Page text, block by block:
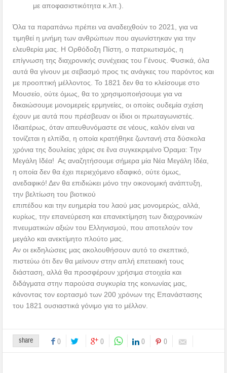
με αποφασιστικότητα κ.λπ.).
Όλα τα παραπάνω πρέπει να αναδειχθούν το 2021, για να
τιμηθεί η μνήμη των ανθρώπων που αγωνίστηκαν για την
ελευθερία μας. Η Ορθόδοξη Πίστη, ο πατριωτισμός, η
επίγνωση της διαχρονικής συνέχειας του Γένους. Φυσικά, όλα
αυτά θα γίνουν με σεβασμό προς τις ανάγκες του παρόντος και
με προοπτική μέλλοντος. Το 1821 δεν θα το κλείσουμε στο
Μουσείο, ούτε όμως, θα το χρησιμοποιήσουμε για να
δικαιώσουμε μονομερείς ερμηνείες, οι οποίες ουδεμία σχέση
έχουν με αυτά που πρέσβευαν οι ίδιοι οι πρωταγωνιστές.
Ιδιαιτέρως, όταν απευθυνόμαστε σε νέους, καλόν είναι να
τονίζεται η ελπίδα, η οποία κρατήθηκε ζωντανή στα δύσκολα
χρόνια της δουλείας χάρις σε ἕνα συγκεκριμένο Όραμα: Την
Μεγάλη Ιδέα! Ας αναζητήσουμε σήμερα μία Νέα Μεγάλη Ιδέα,
η οποία δεν θα έχει περιεχόμενο εδαφικό, ούτε όμως,
ανεδαφικό! Δεν θα επιδιώκει μόνο την οικονομική ανάπτυξη,
την βελτίωση του βιοτικού
επιπέδου και την ευημερία του λαού μας μονομερώς, αλλά,
κυρίως, την επανεύρεση και επανεκτίμηση των διαχρονικών
πνευματικών αξιών του Ελληνισμού, που αποτελούν τον
μεγάλο και ανεκτίμητο πλούτο μας.
Αν οι εκδηλώσεις μας ακολουθήσουν αυτό το σκεπτικό,
πιστεύω ότι δεν θα μείνουν στην απλή επετειακή τους
διάσταση, αλλά θα προσφέρουν χρήσιμα στοιχεία και
διδάγματα στην παρούσα συγκυρία της κοινωνίας μας,
κάνοντας τον εορτασμό των 200 χρόνων της Επανάστασης
του 1821 ουσιαστικά γόνιμο για το μέλλον.
share 0 0 0 0